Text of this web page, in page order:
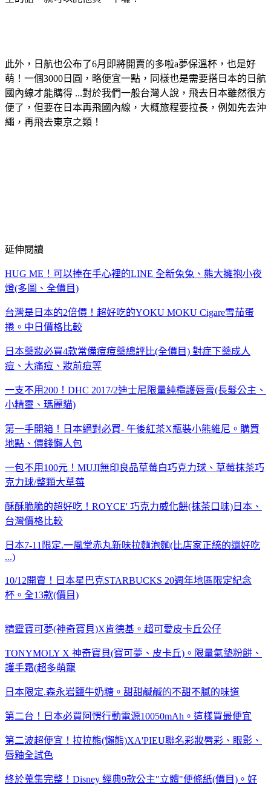
此外，日航也公布了6月即將開賣的多啦a夢保溫杯，也是好
萌！一個3000日圓，略便宜一點，同樣也是需要搭日本的日航
國內線才能購得 ...對於我們一般台灣人說，飛去日本雖然很方
便了，但要在日本再飛國內線，大概旅程要拉長，例如先去沖
繩，再飛去東京之類！
延伸閱讀
HUG ME！可以捧在手心裡的LINE 全新兔兔、熊大擁抱小夜
燈(多圖、全價目)
台灣是日本的2倍價！超好吃的YOKU MOKU Cigare雪茄蛋
捲。中日價格比較
日本藥妝必買4款常備痘痘藥總評比(全價目) 對症下藥成人
痘、大痛痘、妝前痘等
一支不用200！DHC 2017/2迪士尼限量純欖護唇膏(長髮公主、
小精靈、瑪麗貓)
第一手開箱！日本絕對必買- 午後紅茶X瓶裝小熊維尼。購買
地點、價錢懶人包
一包不用100元！MUJI無印良品草莓白巧克力球、草莓抹茶巧
克力球/整顆大草莓
酥酥脆脆的超好吃！ROYCE' 巧克力威化餅(抹茶口味)日本、
台灣價格比較
日本7-11限定.一風堂赤丸新味拉麵泡麵(比店家正統的還好吃
...)
10/12開賣！日本星巴克STARBUCKS 20週年地區限定紀念
杯。全13款(價目)
精靈寶可夢(神奇寶貝)X肯德基。超可愛皮卡丘公仔
TONYMOLY X 神奇寶貝(寶可夢、皮卡丘)。限量氣墊粉餅、
護手霜(超多萌寵
日本限定.森永岩鹽牛奶糖。甜甜鹹鹹的不甜不膩的味道
第二台！日本必買阿愣行動電源10050mAh。這樣買最便宜
第二波超便宜！拉拉熊(懶熊)XA'PIEU聯名彩妝唇彩、眼影、
唇釉全試色
終於蒐集完整！Disney 經典9款公主"立體"便條紙(價目)。好